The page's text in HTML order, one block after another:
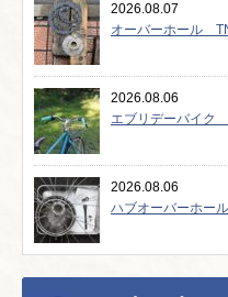
2026.08.07
オーバーホール
2026.08.06
エブリデーバイク
2026.08.06
ハブオーバーホー